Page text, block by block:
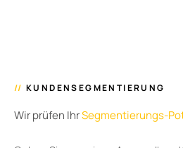
// KUNDENSEGMENTIERUNG
Wir prüfen IhrSegmentierungs-